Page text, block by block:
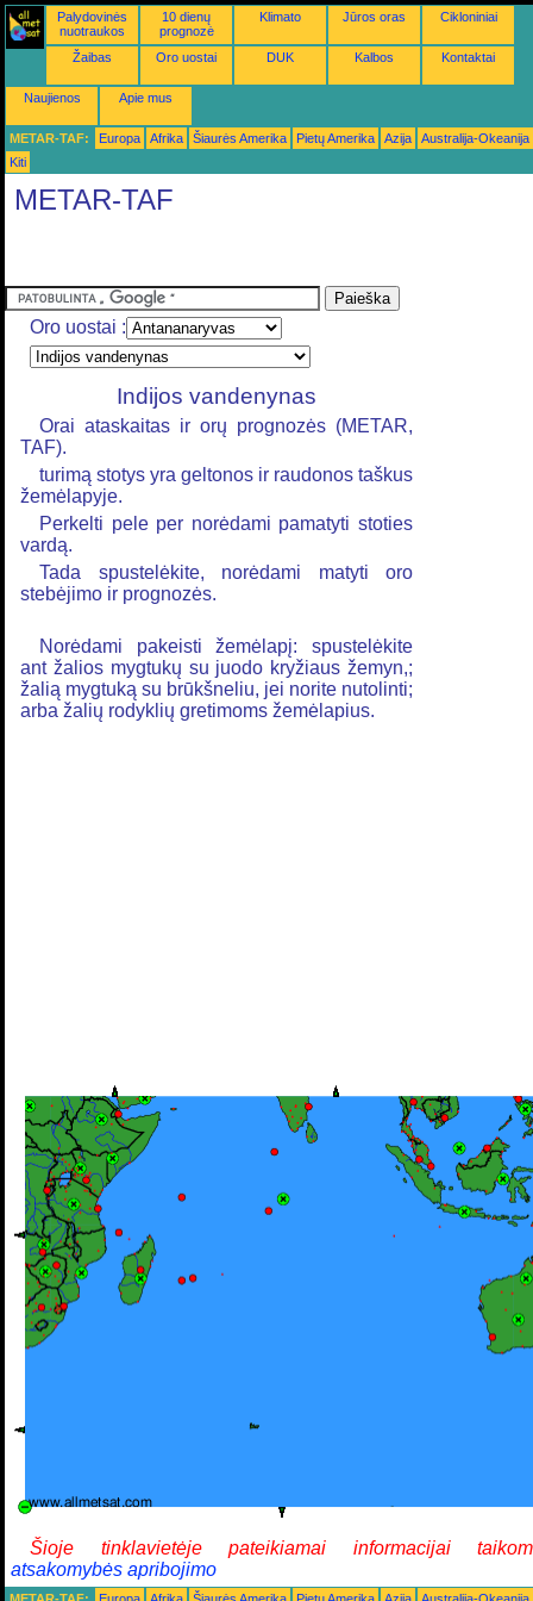
Palydovinės
nuotraukos
10 dienų
prognozė
Klimato Jūros oras Cikloniniai
Žaibas Oro uostai DUK Kalbos Kontaktai
Naujienos Apie mus
METAR-TAF: Europa Afrika Šiaurės Amerika Pietų Amerika Azija
Australija-Okeanija
Kiti
METAR-TAF
Oro uostai :
Indijos vandenynas
Orai ataskaitas ir orų prognozės (METAR,
TAF).
turimą stotys yra geltonos ir raudonos taškus
žemėlapyje.
Perkelti pele per norėdami pamatyti stoties
vardą.
Tada spustelėkite, norėdami matyti oro
stebėjimo ir prognozės.
Norėdami pakeisti žemėlapį: spustelėkite
ant žalios mygtukų su juodo kryžiaus žemyn,;
žalią mygtuką su brūkšneliu, jei norite nutolinti;
arba žalių rodyklių gretimoms žemėlapius.
Šioje tinklavietėje pateikiamai informacijai
atsakomybės apribojimo